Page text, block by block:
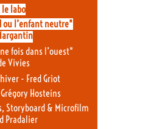
le labo
ou l’enfant neutre"
fois dans l’ouest"
Vivies
- Fred Griot
Hosteins
Storyboard & Microfilm
Pradalier